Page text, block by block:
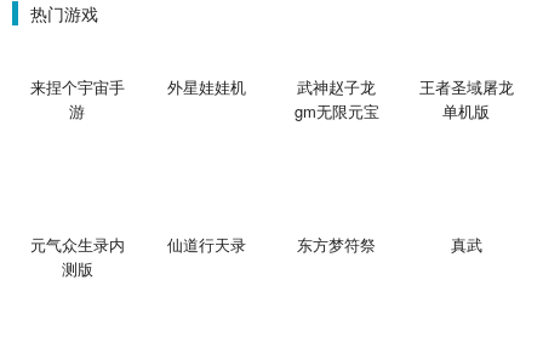
热门游戏
来捏个宇宙手
游
外星娃娃机
武神赵子龙
gm无限元宝
王者圣域屠龙
单机版
元气众生录内
测版
仙道行天录 东方梦符祭 真武